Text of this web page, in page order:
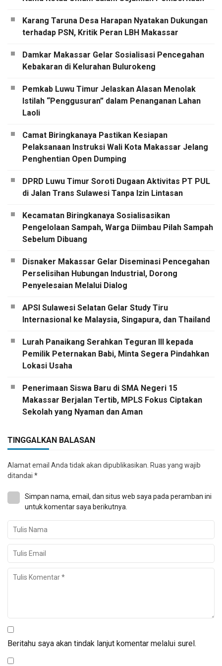
Karang Taruna Desa Harapan Nyatakan Dukungan
terhadap PSN, Kritik Peran LBH Makassar
Damkar Makassar Gelar Sosialisasi Pencegahan
Kebakaran di Kelurahan Bulurokeng
Pemkab Luwu Timur Jelaskan Alasan Menolak
Istilah “Penggusuran” dalam Penanganan Lahan
Laoli
Camat Biringkanaya Pastikan Kesiapan
Pelaksanaan Instruksi Wali Kota Makassar Jelang
Penghentian Open Dumping
DPRD Luwu Timur Soroti Dugaan Aktivitas PT PUL
di Jalan Trans Sulawesi Tanpa Izin Lintasan
Kecamatan Biringkanaya Sosialisasikan
Pengelolaan Sampah, Warga Diimbau Pilah Sampah
Sebelum Dibuang
Disnaker Makassar Gelar Diseminasi Pencegahan
Perselisihan Hubungan Industrial, Dorong
Penyelesaian Melalui Dialog
APSI Sulawesi Selatan Gelar Study Tiru
Internasional ke Malaysia, Singapura, dan Thailand
Lurah Panaikang Serahkan Teguran III kepada
Pemilik Peternakan Babi, Minta Segera Pindahkan
Lokasi Usaha
Penerimaan Siswa Baru di SMA Negeri 15
Makassar Berjalan Tertib, MPLS Fokus Ciptakan
Sekolah yang Nyaman dan Aman
TINGGALKAN BALASAN
Alamat email Anda tidak akan dipublikasikan. Ruas yang wajib
ditandai *
Simpan nama, email, dan situs web saya pada peramban ini
untuk komentar saya berikutnya.
Beritahu saya akan tindak lanjut komentar melalui surel.